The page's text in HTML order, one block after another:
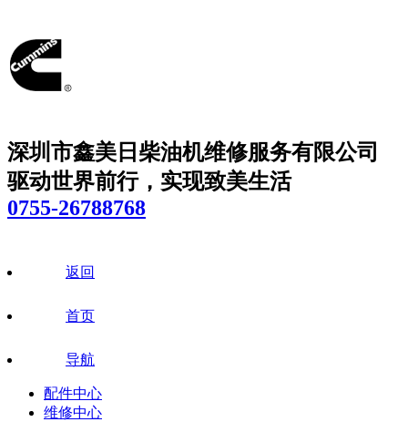
深圳市鑫美日柴油机维修服务有限公司
驱动世界前行，实现致美生活
0755-26788768
返回
首页
导航
配件中心
维修中心